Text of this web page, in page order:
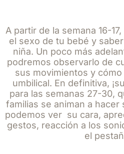
A partir de la semana 16-
el sexo de tu bebé y
niña. Un poco más
podremos observarlo de
sus movimientos y
umbilical. En definitiva,
para las semanas 27-30,
familias se animan a hacer
podemos ver su cara,
gestos, reacción a los
el